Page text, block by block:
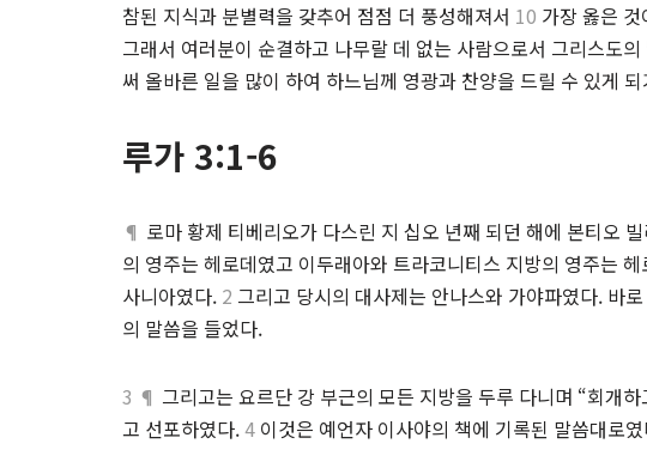
참된 지식과 분별력을 갖추어 점점 더 풍성해져서 10 가장 옳은
그래서 여러분이 순결하고 나무랄 데 없는 사람으로서 그리스도
써 올바른 일을 많이 하여 하느님께 영광과 찬양을 드릴 수 있게
루가 3:1-6
¶ 로마 황제 티베리오가 다스린 지 십오 년째 되던 해에 본티오
의 영주는 헤로데였고 이두래아와 트라코니티스 지방의 영주는
사니아였다. 2 그리고 당시의 대사제는 안나스와 가야파였다. 바
의 말씀을 들었다.
3 ¶ 그리고는 요르단 강 부근의 모든 지방을 두루 다니며 “회개
고 선포하였다.4 이것은 예언자 이사야의 책에 기록된 말씀대로